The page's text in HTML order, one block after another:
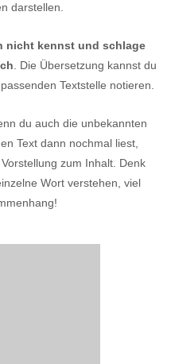
darstellen.
nicht kennst und schlage
. Die Übersetzung kannst du
Textstelle notieren.
du auch die unbekannten
Text dann nochmal liest,
zum Inhalt. Denk
Wort verstehen, viel